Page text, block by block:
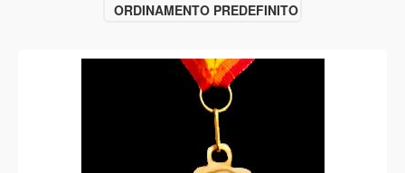
ORDINAMENTO PREDEFINITO